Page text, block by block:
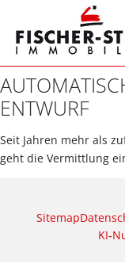
ENTWURF
Seit Jahren mehr als
geht die Vermittlung
Sitemap